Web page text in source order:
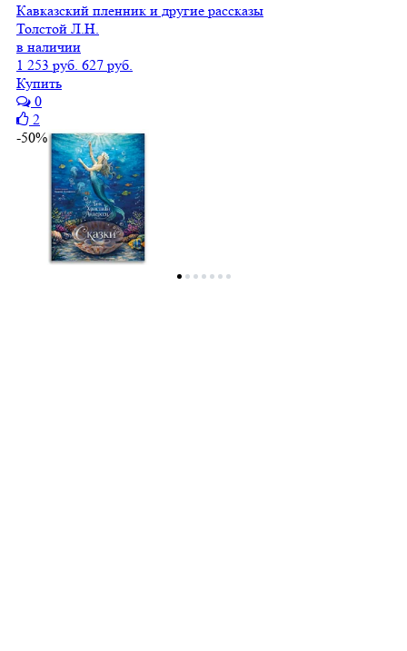
Кавказский пленник и другие рассказы
Толстой Л.Н.
в наличии
1 253 руб. 627 руб.
Купить
0
2
-50%